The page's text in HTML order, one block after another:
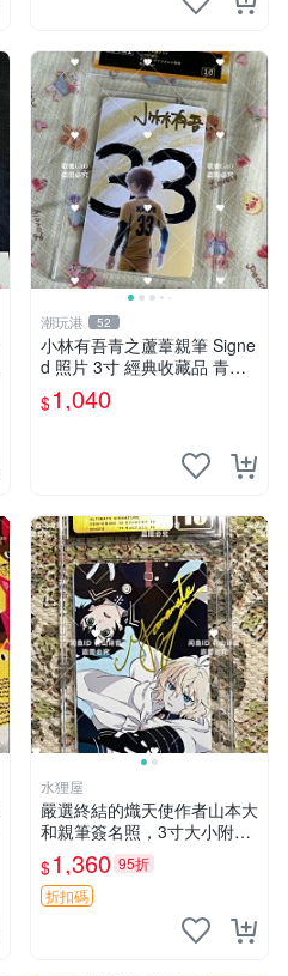
潮玩港 52
小林有吾青之蘆葦親筆 Signe
d 照片 3寸 經典收藏品 青之
蘆葦限量版 周邊 相框裝裱 青
之蘆葦 簽名照 小林有吾
$1,040
水狸屋
嚴選終結的熾天使作者山本大
和親筆簽名照，3寸大小附原
裝卡磚 終結的熾天使 簽名照
片 親筆簽名周邊
$1,360 95折
折扣碼